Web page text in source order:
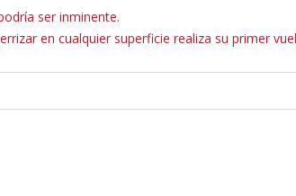
ser inminente.
en cualquier superficie realiza su primer